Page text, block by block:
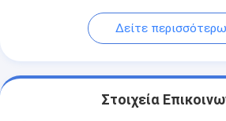
Δείτε
Στοιχεία